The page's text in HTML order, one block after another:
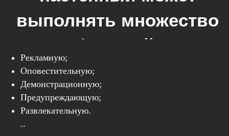
Рекламную;
Оповестительную;
Демонстрационную;
Предупреждающую;
Развлекательную.
..